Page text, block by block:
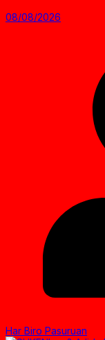
08/08/2026
Har Biro Pasuruan